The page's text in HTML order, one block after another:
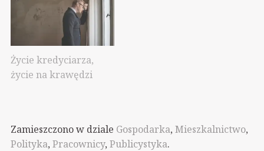
Życie kredyciarza,
życie na krawędzi
Zamieszczono w dziale Gospodarka, Mieszkalnictwo,
Polityka, Pracownicy, Publicystyka.